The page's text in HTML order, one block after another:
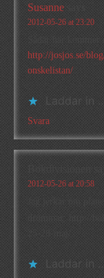
Susanne
2012-05-26 at 23:20
Sådär här
http://josjos.se/
onskelistan/
Laddar in
Svara
2012-05-26 at 20:58
drömmar: http://
Laddar in